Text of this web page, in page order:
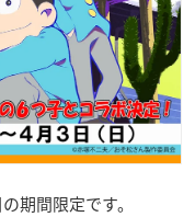
の期間限定です。